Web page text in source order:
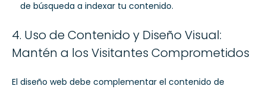
de búsqueda a indexar tu contenido.
4. Uso de Contenido y Diseño Visual:
Mantén a los Visitantes Comprometidos
El diseño web debe complementar el contenido de